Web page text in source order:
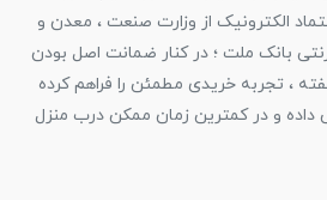
الکترونیک از وزارت صنعت ، معدن و
بانک ملت ؛ در کنار ضمانت اصل بودن
، تجربه خریدی مطمئن را فراهم کرده
داده و در کمترین زمان ممکن درب منزل